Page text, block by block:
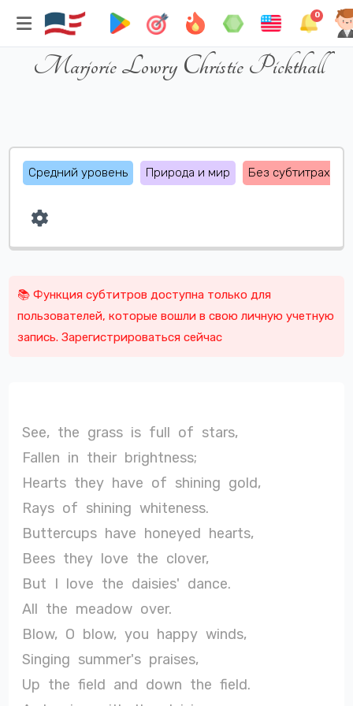
0
DAISY TIME
Marjorie Lowry Christie Pickthall
Средний уровень Природа и мир Без субтитрах
📚 Функция субтитров доступна только для
пользователей, которые вошли в свою личную учетную
запись. Зарегистрироваться сейчас
See, the grass is full of stars,
Fallen in their brightness;
Hearts they have of shining gold,
Rays of shining whiteness.
Buttercups have honeyed hearts,
Bees they love the clover,
But I love the daisies' dance.
All the meadow over.
Blow, O blow, you happy winds,
Singing summer's praises,
Up the field and down the field.